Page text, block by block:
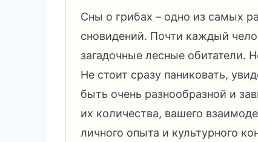
Сны о грибах – одно из самых
сновидений. Почти каждый
загадочные лесные обитатели.
Не стоит сразу паниковать,
быть очень разнообразной и
их количества, вашего
личного опыта и культурного